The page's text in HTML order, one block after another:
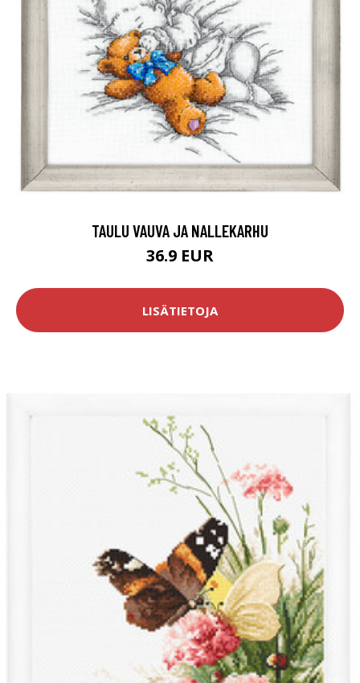
TAULU VAUVA JA NALLEKARHU
36.9 EUR
LISÄTIETOJA